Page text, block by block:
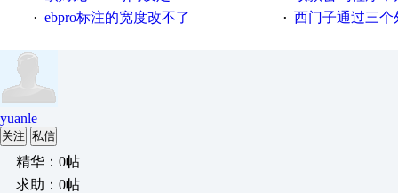
· ebpro标注的宽度改不了 · 西门子通过三个外
yuanle
关注 私信
精华：0帖
求助：0帖